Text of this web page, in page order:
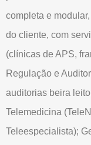
completa e
do cliente, com
(clínicas de APS,
Regulação e
auditorias beira
Telemedicina
Teleespecialista);